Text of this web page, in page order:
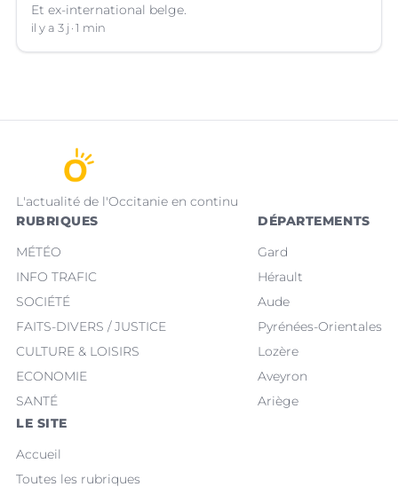
Et ex-international belge.
il y a 3 j 1 min
L'actualité de l'Occitanie en continu
RUBRIQUES
MÉTÉO
INFO TRAFIC
SOCIÉTÉ
FAITS-DIVERS / JUSTICE
CULTURE & LOISIRS
ECONOMIE
SANTÉ
DÉPARTEMENTS
Gard
Hérault
Aude
Pyrénées-Orientales
Lozère
Aveyron
Ariège
LE SITE
Accueil
Toutes les rubriques